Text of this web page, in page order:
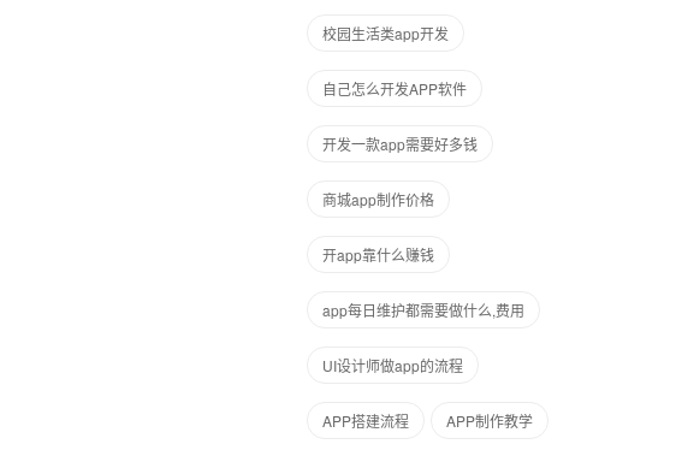
校园生活类app开发
自己怎么开发APP软件
开发一款app需要好多钱
商城app制作价格
开app靠什么赚钱
app每日维护都需要做什么,费用
UI设计师做app的流程
APP搭建流程 APP制作教学